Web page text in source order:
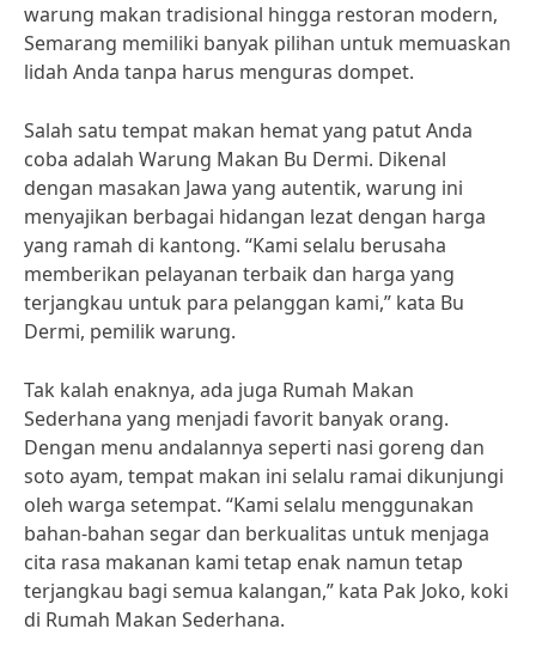
warung makan tradisional hingga restoran modern,
Semarang memiliki banyak pilihan untuk memuaskan
lidah Anda tanpa harus menguras dompet.
Salah satu tempat makan hemat yang patut Anda
coba adalah Warung Makan Bu Dermi. Dikenal
dengan masakan Jawa yang autentik, warung ini
menyajikan berbagai hidangan lezat dengan harga
yang ramah di kantong. “Kami selalu berusaha
memberikan pelayanan terbaik dan harga yang
terjangkau untuk para pelanggan kami,” kata Bu
Dermi, pemilik warung.
Tak kalah enaknya, ada juga Rumah Makan
Sederhana yang menjadi favorit banyak orang.
Dengan menu andalannya seperti nasi goreng dan
soto ayam, tempat makan ini selalu ramai dikunjungi
oleh warga setempat. “Kami selalu menggunakan
bahan-bahan segar dan berkualitas untuk menjaga
cita rasa makanan kami tetap enak namun tetap
terjangkau bagi semua kalangan,” kata Pak Joko, koki
di Rumah Makan Sederhana.